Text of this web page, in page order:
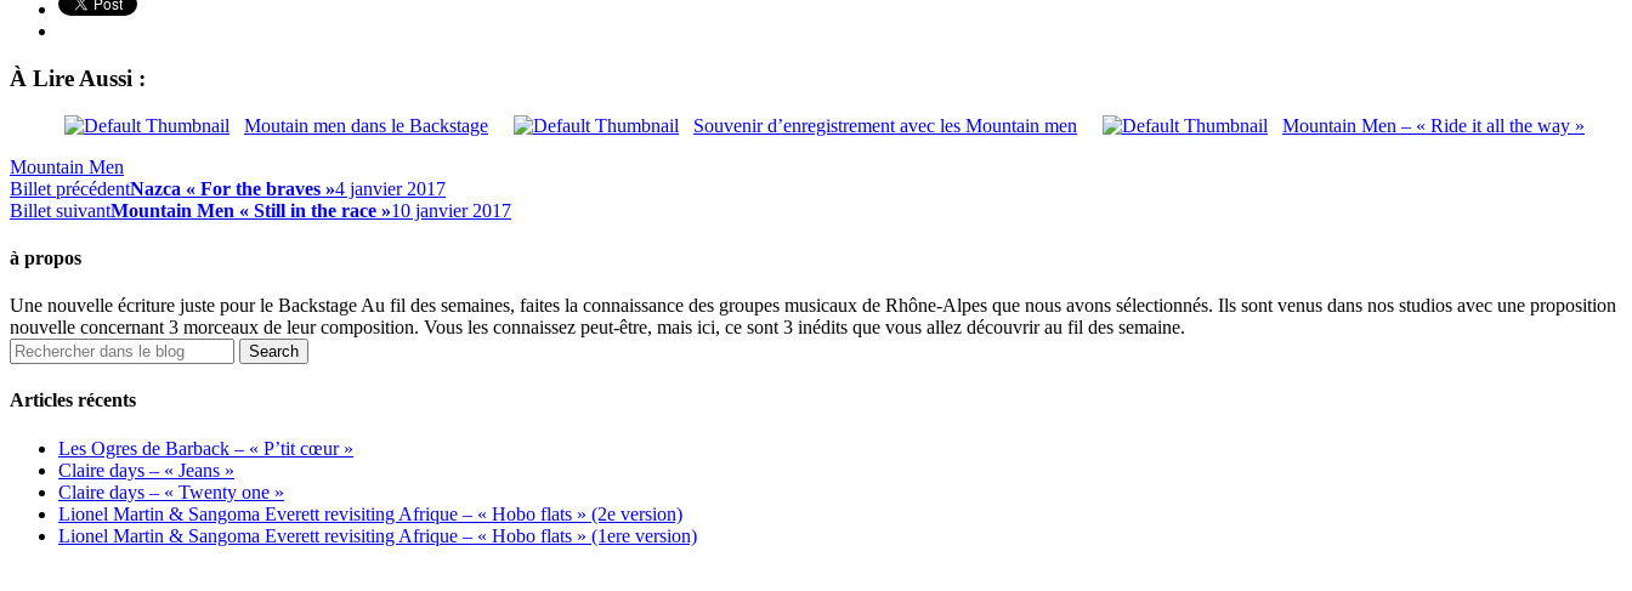
À Lire Aussi :
Moutain men dans le Backstage Souvenir d’enregistrement avec les Mountain men
Mountain Men – « Ride it all the way »
Mountain Men
Billet précédentNazca « For the braves »4 janvier 2017
Billet suivantMountain Men « Still in the race »10 janvier 2017
à propos
Une nouvelle écriture juste pour le Backstage Au fil des semaines, faites la connaissance des groupes musicaux de Rhône-Alpes que nous avons sélectionnés. Ils sont venus dans nos studios avec une proposition
nouvelle concernant 3 morceaux de leur composition. Vous les connaissez peut-être, mais ici, ce sont 3 inédits que vous allez découvrir au fil des semaine.
Articles récents
Les Ogres de Barback – « P’tit cœur »
Claire days – « Jeans »
Claire days – « Twenty one »
Lionel Martin & Sangoma Everett revisiting Afrique – « Hobo flats » (2e version)
Lionel Martin & Sangoma Everett revisiting Afrique – « Hobo flats » (1ere version)